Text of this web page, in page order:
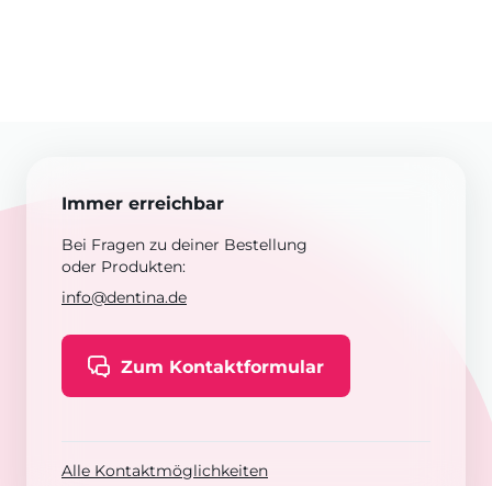
Immer erreichbar
Bei Fragen zu deiner Bestellung
oder Produkten:
info@dentina.de
Zum Kontaktformular
Alle Kontaktmöglichkeiten